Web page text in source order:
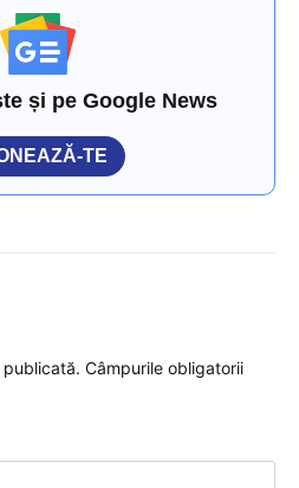
și pe Google News
TE
Câmpurile obligatorii